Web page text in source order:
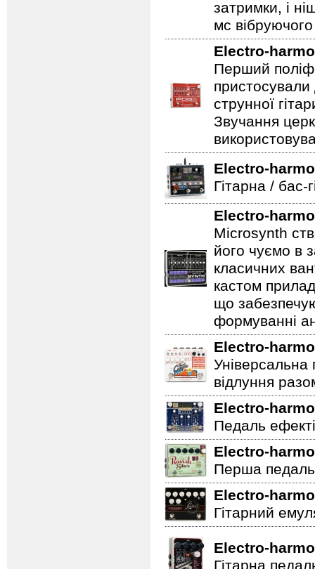
затримки, і
мс
Electro-
Перший
пристосували
струнної
Звучання
Electro-
Гітарна / бас-
Electro-
Microsynth
його чуємо в
класичних
кастом
що
формуванні
Electro-
Універсальна
відлуння
Electro-
Педаль
Electro-
Перша
Electro-
Гітарний
Electro-